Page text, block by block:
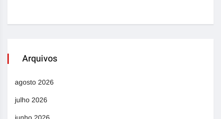
Arquivos
agosto 2026
julho 2026
junho 2026